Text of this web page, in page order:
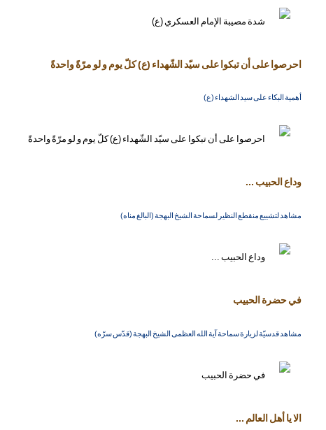
احرصوا على أن تبكوا على سيّد الشّهداء (ع) كلّ يوم و لو مرّةً واحدةً
أهمية البكاء على سيد الشهداء (ع)
وداع الحبيب ...
مشاهد لتشييع منقطع النظير لسماحة الشيخ البهجة (البالغ مناه)
في حضرة الحبيب
مشاهد قدسيّة لزيارة سماحة آية الله العظمى الشيخ البهجة (قدّس سرّه)
الا يا أهل العالم ...